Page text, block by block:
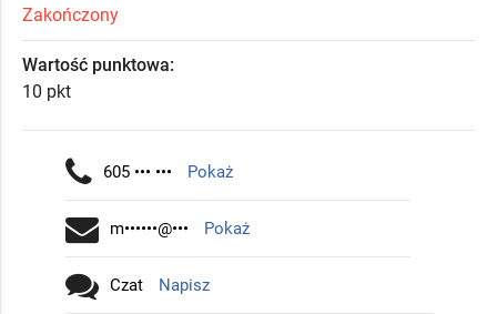
Zakończony
Wartość punktowa:
10 pkt
605 ••• ••• Pokaż
m••••••@••• Pokaż
Czat Napisz